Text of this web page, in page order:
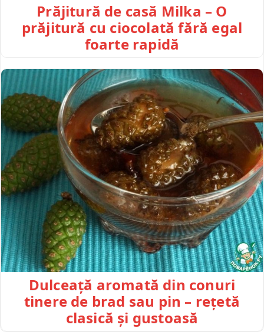
Prăjitură de casă Milka – O
prăjitură cu ciocolată fără egal
foarte rapidă
Dulceață aromată din conuri
tinere de brad sau pin – rețetă
clasică și gustoasă